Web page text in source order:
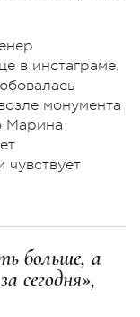
в инстаграме.
монумента
Марина
чувствует
больше, а
сегодня»,